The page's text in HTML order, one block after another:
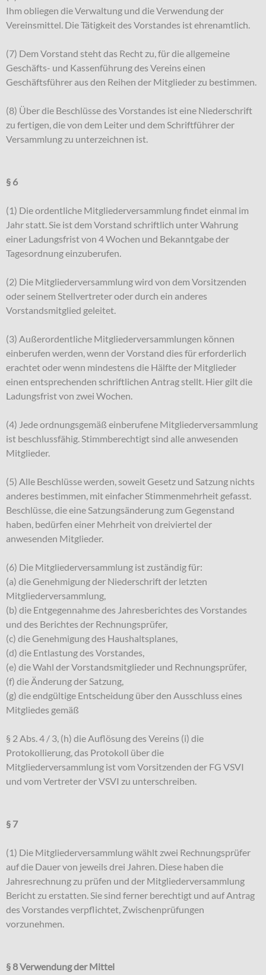
Ihm obliegen die Verwaltung und die Verwendung der
Vereinsmittel. Die Tätigkeit des Vorstandes ist ehrenamtlich.
(7) Dem Vorstand steht das Recht zu, für die allgemeine
Geschäfts- und Kassenführung des Vereins einen
Geschäftsführer aus den Reihen der Mitglieder zu bestimmen.
(8) Über die Beschlüsse des Vorstandes ist eine Niederschrift
zu fertigen, die von dem Leiter und dem Schriftführer der
Versammlung zu unterzeichnen ist.
§ 6
(1) Die ordentliche Mitgliederversammlung findet einmal im
Jahr statt. Sie ist dem Vorstand schriftlich unter Wahrung
einer Ladungsfrist von 4 Wochen und Bekanntgabe der
Tagesordnung einzuberufen.
(2) Die Mitgliederversammlung wird von dem Vorsitzenden
oder seinem Stellvertreter oder durch ein anderes
Vorstandsmitglied geleitet.
(3) Außerordentliche Mitgliederversammlungen können
einberufen werden, wenn der Vorstand dies für erforderlich
erachtet oder wenn mindestens die Hälfte der Mitglieder
einen entsprechenden schriftlichen Antrag stellt. Hier gilt die
Ladungsfrist von zwei Wochen.
(4) Jede ordnungsgemäß einberufene Mitgliederversammlung
ist beschlussfähig. Stimmberechtigt sind alle anwesenden
Mitglieder.
(5) Alle Beschlüsse werden, soweit Gesetz und Satzung nichts
anderes bestimmen, mit einfacher Stimmenmehrheit gefasst.
Beschlüsse, die eine Satzungsänderung zum Gegenstand
haben, bedürfen einer Mehrheit von dreiviertel der
anwesenden Mitglieder.
(6) Die Mitgliederversammlung ist zuständig für:
(a) die Genehmigung der Niederschrift der letzten
Mitgliederversammlung,
(b) die Entgegennahme des Jahresberichtes des Vorstandes
und des Berichtes der Rechnungsprüfer,
(c) die Genehmigung des Haushaltsplanes,
(d) die Entlastung des Vorstandes,
(e) die Wahl der Vorstandsmitglieder und Rechnungsprüfer,
(f) die Änderung der Satzung,
(g) die endgültige Entscheidung über den Ausschluss eines
Mitgliedes gemäß
§ 2 Abs. 4 / 3, (h) die Auflösung des Vereins (i) die
Protokollierung, das Protokoll über die
Mitgliederversammlung ist vom Vorsitzenden der FG VSVI
und vom Vertreter der VSVI zu unterschreiben.
§ 7
(1) Die Mitgliederversammlung wählt zwei Rechnungsprüfer
auf die Dauer von jeweils drei Jahren. Diese haben die
Jahresrechnung zu prüfen und der Mitgliederversammlung
Bericht zu erstatten. Sie sind ferner berechtigt und auf Antrag
des Vorstandes verpflichtet, Zwischenprüfungen
vorzunehmen.
§ 8 Verwendung der Mittel